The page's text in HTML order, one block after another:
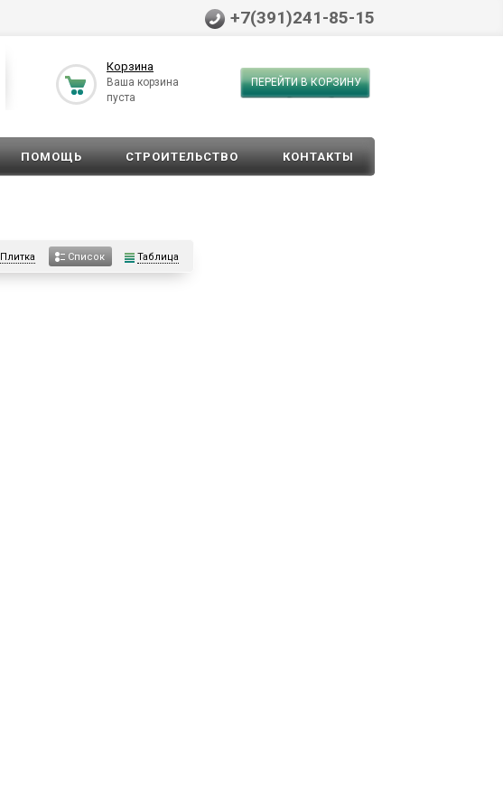
+7(391)241-85-15
Корзина
Ваша корзина
пуста
ПЕРЕЙТИ В КОРЗИНУ
ПОМОЩЬ СТРОИТЕЛЬСТВО КОНТАКТЫ
Плитка Список Таблица